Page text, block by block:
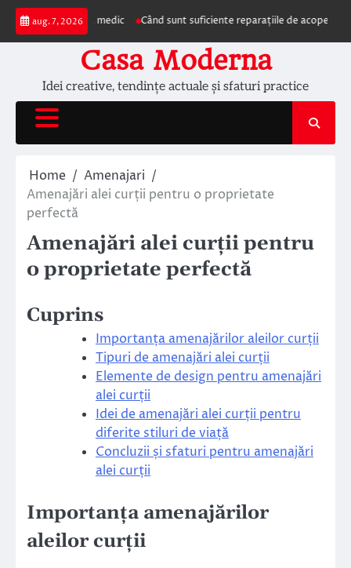
Skip
content
aug. 7, 2026
la medic Când sunt suficiente reparațiile de acoperiș și când
Casa Moderna
Idei creative, tendințe actuale și sfaturi practice
Home
Amenajari
Amenajări alei curții pentru o proprietate
perfectă
Amenajări alei curții pentru
o proprietate perfectă
Cuprins
Importanța amenajărilor aleilor curții
Tipuri de amenajări alei curții
Elemente de design pentru amenajări
alei curții
Idei de amenajări alei curții pentru
diferite stiluri de viață
Concluzii și sfaturi pentru amenajări
alei curții
Importanța amenajărilor
aleilor curții